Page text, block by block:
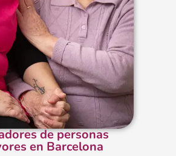
de personas
en Barcelona